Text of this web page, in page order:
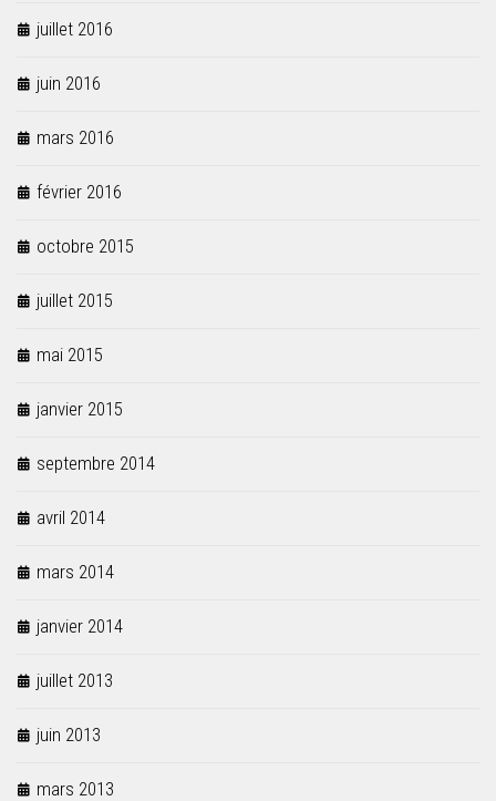
juillet 2016
juin 2016
mars 2016
février 2016
octobre 2015
juillet 2015
mai 2015
janvier 2015
septembre 2014
avril 2014
mars 2014
janvier 2014
juillet 2013
juin 2013
mars 2013